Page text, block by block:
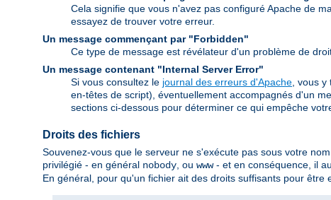
Cela signifie que vous n'avez pas configuré Apache de
essayez de trouver votre erreur.
Un message commençant par "Forbidden"
Ce type de message est révélateur d'un problème de
Un message contenant "Internal Server Error"
Si vous consultez le journal des erreurs d'Apache , vous
en-têtes de script), éventuellement accompagnés d'un
sections ci-dessous pour déterminer ce qui empêche
Droits des fichiers
Souvenez-vous que le serveur ne s'exécute pas sous votre
privilégié - en général nobody , ou www- et en conséquence, il
En général, pour qu'un fichier ait des droits suffisants pour être